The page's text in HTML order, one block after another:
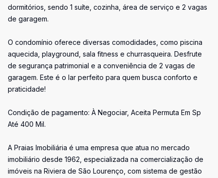
dormitórios, sendo 1 suíte, cozinha, área de serviço e 2 vagas
de garagem.
O condomínio oferece diversas comodidades, como piscina
aquecida, playground, sala fitness e churrasqueira. Desfrute
de segurança patrimonial e a conveniência de 2 vagas de
garagem. Este é o lar perfeito para quem busca conforto e
praticidade!
Condição de pagamento: À Negociar, Aceita Permuta Em Sp
Até 400 Mil.
A Praias Imobiliária é uma empresa que atua no mercado
imobiliário desde 1962, especializada na comercialização de
imóveis na Riviera de São Lourenço, com sistema de gestão